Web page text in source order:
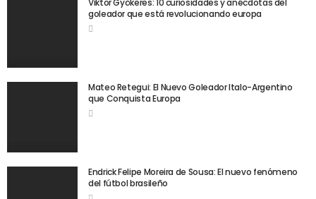
goleador que está revolucionando europa
Mateo Retegui: El Nuevo Goleador Italo-Argentino
que Conquista Europa
Endrick Felipe Moreira de Sousa: El nuevo fenómeno
del fútbol brasileño